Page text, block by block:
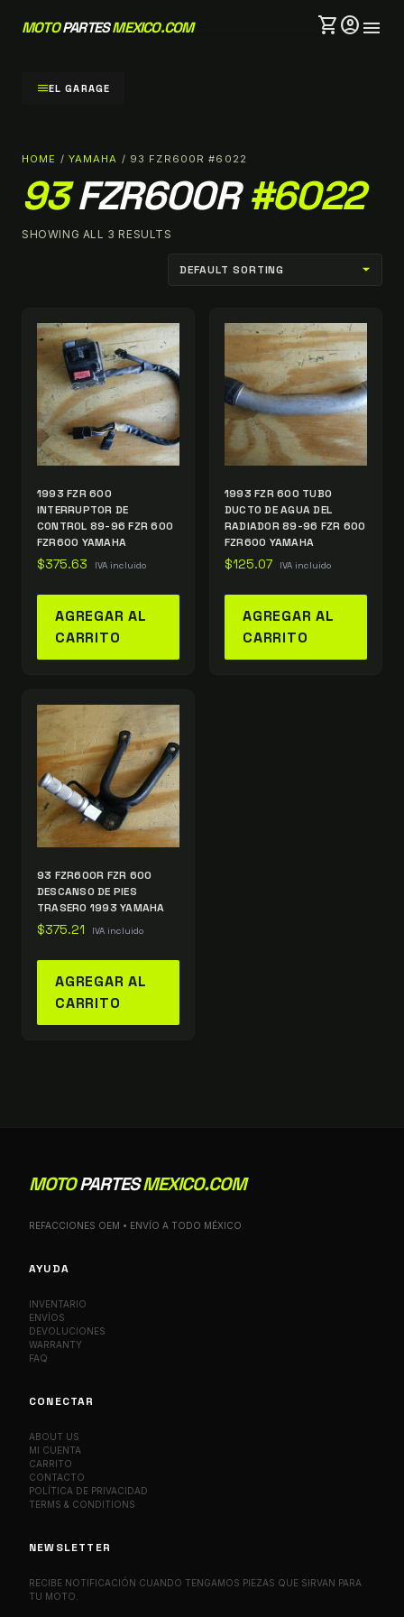
MOTOPARTESMEXICO.COM shopping_cartaccount_circlemenu
menuEL GARAGE
HOME / YAMAHA / 93 FZR600R #6022
93 FZR600R #6022
SHOWING ALL 3 RESULTS
1993 FZR 600
INTERRUPTOR DE
CONTROL 89-96 FZR 600
FZR600 YAMAHA
$375.63 IVA incluido
AGREGAR AL
CARRITO
1993 FZR 600 TUBO
DUCTO DE AGUA DEL
RADIADOR 89-96 FZR 600
FZR600 YAMAHA
$125.07 IVA incluido
AGREGAR AL
CARRITO
93 FZR600R FZR 600
DESCANSO DE PIES
TRASERO 1993 YAMAHA
$375.21 IVA incluido
AGREGAR AL
CARRITO
MOTOPARTESMEXICO.COM
REFACCIONES OEM • ENVÍO A TODO MÉXICO
AYUDA
INVENTARIO
ENVÍOS
DEVOLUCIONES
WARRANTY
FAQ
CONECTAR
ABOUT US
MI CUENTA
CARRITO
CONTACTO
POLÍTICA DE PRIVACIDAD
TERMS & CONDITIONS
NEWSLETTER
RECIBE NOTIFICACIÓN CUANDO TENGAMOS PIEZAS QUE SIRVAN PARA
TU MOTO.